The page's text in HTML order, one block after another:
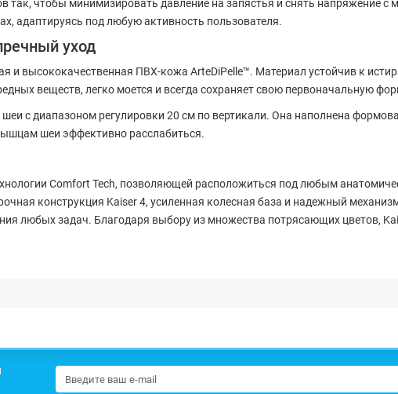
так, чтобы минимизировать давление на запястья и снять напряжение
адаптируясь под любую активность пользователя.
уход
и высококачественная ПВХ-кожа ArteDiPelle™. Материал устойчив к
веществ, легко моется и всегда сохраняет свою первоначальную
с диапазоном регулировки 20 см по вертикали. Она наполнена
шеи эффективно расслабиться.
Comfort Tech, позволяющей расположиться под любым
конструкция Kaiser 4, усиленная колесная база и надежный
любых задач. Благодаря выбору из множества потрясающих цветов,